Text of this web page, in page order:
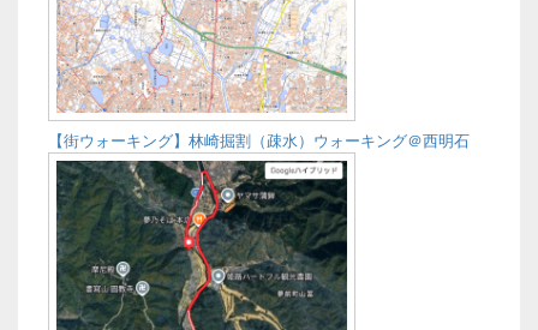
【街ウォーキング】林崎掘割（疎水）ウォーキング＠西明石